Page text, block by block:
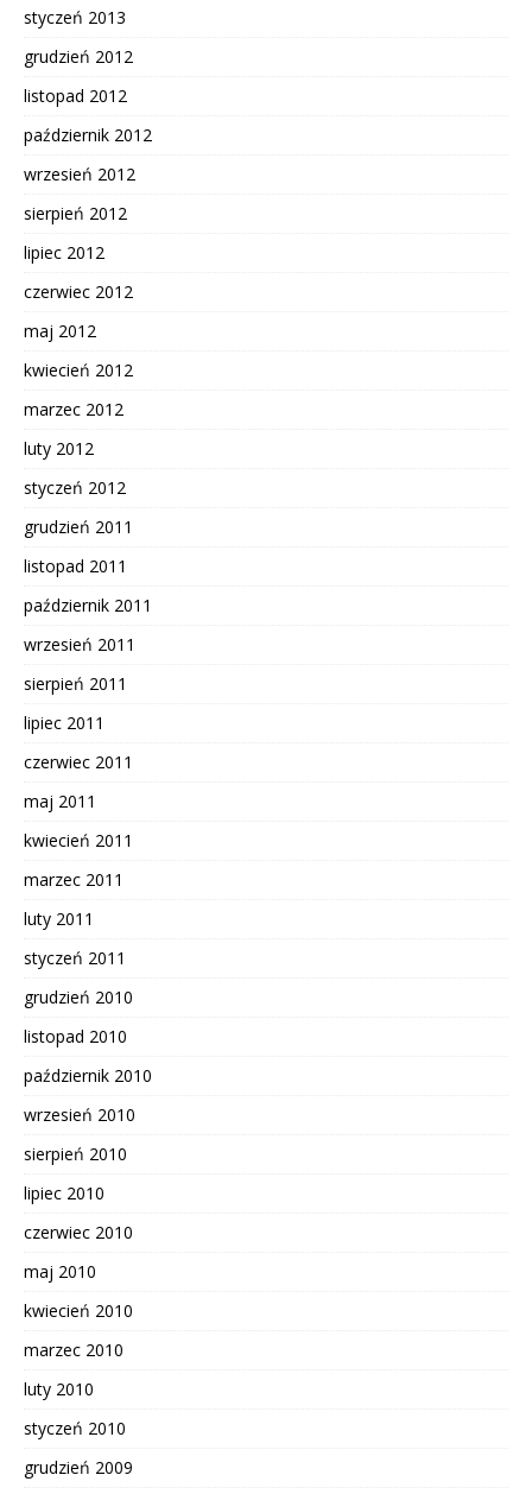
styczeń 2013
grudzień 2012
listopad 2012
październik 2012
wrzesień 2012
sierpień 2012
lipiec 2012
czerwiec 2012
maj 2012
kwiecień 2012
marzec 2012
luty 2012
styczeń 2012
grudzień 2011
listopad 2011
październik 2011
wrzesień 2011
sierpień 2011
lipiec 2011
czerwiec 2011
maj 2011
kwiecień 2011
marzec 2011
luty 2011
styczeń 2011
grudzień 2010
listopad 2010
październik 2010
wrzesień 2010
sierpień 2010
lipiec 2010
czerwiec 2010
maj 2010
kwiecień 2010
marzec 2010
luty 2010
styczeń 2010
grudzień 2009